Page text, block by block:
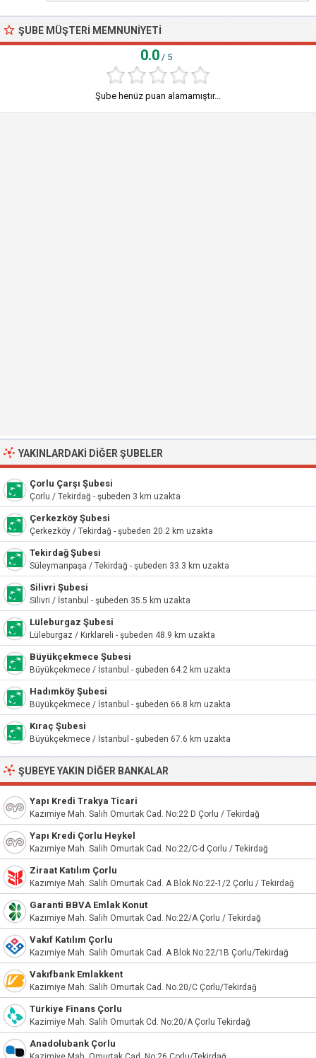
ŞUBE MÜŞTERI MEMNUNIYETI
0.0 / 5
Şube henüz puan alamamıştır...
YAKINLARDAKI DIĞER ŞUBELER
Çorlu Çarşı Şubesi
Çorlu / Tekirdağ - şubeden 3 km uzakta
Çerkezköy Şubesi
Çerkezköy / Tekirdağ - şubeden 20.2 km uzakta
Tekirdağ Şubesi
Süleymanpaşa / Tekirdağ - şubeden 33.3 km uzakta
Silivri Şubesi
Silivri / İstanbul - şubeden 35.5 km uzakta
Lüleburgaz Şubesi
Lüleburgaz / Kırklareli - şubeden 48.9 km uzakta
Büyükçekmece Şubesi
Büyükçekmece / İstanbul - şubeden 64.2 km uzakta
Hadımköy Şubesi
Büyükçekmece / İstanbul - şubeden 66.8 km uzakta
Kıraç Şubesi
Büyükçekmece / İstanbul - şubeden 67.6 km uzakta
ŞUBEYE YAKIN DIĞER BANKALAR
Yapı Kredi Trakya Ticari
Kazımiye Mah. Salih Omurtak Cad. No:22 D Çorlu / Tekirdağ
Yapı Kredi Çorlu Heykel
Kazımiye Mah. Salih Omurtak Cad. No:22/C-d Çorlu / Tekirdağ
Ziraat Katılım Çorlu
Kazımiye Mah. Salih Omurtak Cad. A Blok No:22-1/2 Çorlu / Tekirdağ
Garanti BBVA Emlak Konut
Kazımiye Mah. Salih Omurtak Cad. No:22/A Çorlu / Tekirdağ
Vakıf Katılım Çorlu
Kazımiye Mah. Salih Omurtak Cad. A Blok No:22/1B Çorlu/Tekirdağ
Vakıfbank Emlakkent
Kazimiye Mah. Salih Omurtak Cad. No.20/C Çorlu/Tekirdağ
Türkiye Finans Çorlu
Kazimiye Mah. Salih Omurtak Cd. No:20/A Çorlu Tekirdağ
Anadolubank Çorlu